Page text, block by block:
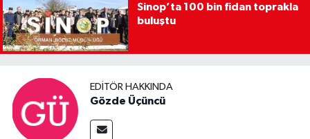
Sinop’ta 100 bin fidan toprakla
buluştu
EDITÖR HAKKINDA
Gözde Üçüncü